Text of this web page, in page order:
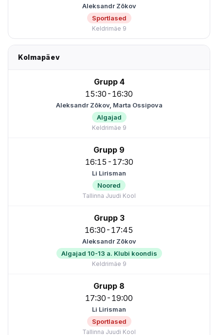
Sportlased
Aleksandr Zõkov
Keldrimäe 9
Kolmapäev
15:30-16:30
Grupp 4
Algajad
Aleksandr Zõkov, Marta Ossipova
Keldrimäe 9
16:15-17:30
Grupp 9
Noored
Li Lirisman
Tallinna Juudi Kool
16:30-17:45
Grupp 3
Algajad 10-13 a. Klubi koondis
Aleksandr Zõkov
Keldrimäe 9
17:30-19:00
Grupp 8
Sportlased
Li Lirisman
Tallinna Juudi Kool